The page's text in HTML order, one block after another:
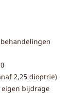
2,25 dioptrie)
eigen bijdrage